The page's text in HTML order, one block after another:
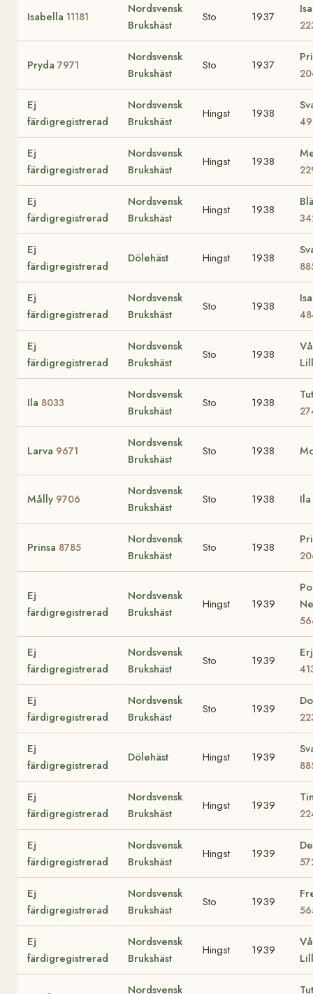
Isabella 11181
Nordsvensk
Brukshäst
Sto 1937
Pryda 7971
Nordsvensk
Brukshäst
Sto 1937
Ej
färdigregistrerad
Nordsvensk
Brukshäst
Hingst 1938
Ej
färdigregistrerad
Nordsvensk
Brukshäst
Hingst 1938
Ej
färdigregistrerad
Nordsvensk
Brukshäst
Hingst 1938
Ej
färdigregistrerad
Dölehäst Hingst 1938
Ej
färdigregistrerad
Nordsvensk
Brukshäst
Sto 1938
Ej
färdigregistrerad
Nordsvensk
Brukshäst
Sto 1938
Ila 8033
Nordsvensk
Brukshäst
Sto 1938
Larva 9671
Nordsvensk
Brukshäst
Sto 1938
Målly 9706
Nordsvensk
Brukshäst
Sto 1938 Ila
Prinsa 8785
Nordsvensk
Brukshäst
Sto 1938
Ej
färdigregistrerad
Nordsvensk
Brukshäst
Hingst 1939
Ej
färdigregistrerad
Nordsvensk
Brukshäst
Sto 1939
Ej
färdigregistrerad
Nordsvensk
Brukshäst
Sto 1939
Ej
färdigregistrerad
Dölehäst Hingst 1939
Ej
färdigregistrerad
Nordsvensk
Brukshäst
Hingst 1939
Ej
färdigregistrerad
Nordsvensk
Brukshäst
Hingst 1939
Ej
färdigregistrerad
Nordsvensk
Brukshäst
Sto 1939
Ej
färdigregistrerad
Nordsvensk
Brukshäst
Hingst 1939
Nordsvensk